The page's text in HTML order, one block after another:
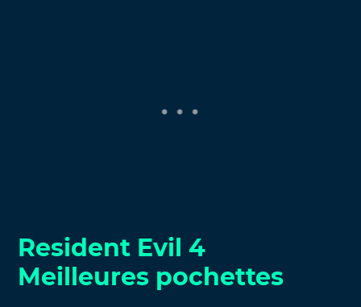
Resident Evil 4
Meilleures pochettes